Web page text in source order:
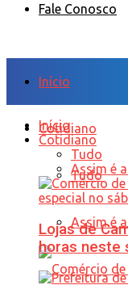
Fale Conosco
Início
Cotidiano
Tudo
Assim é
Início
Cotidiano
Tudo
Assim é
Lojas de
horas neste